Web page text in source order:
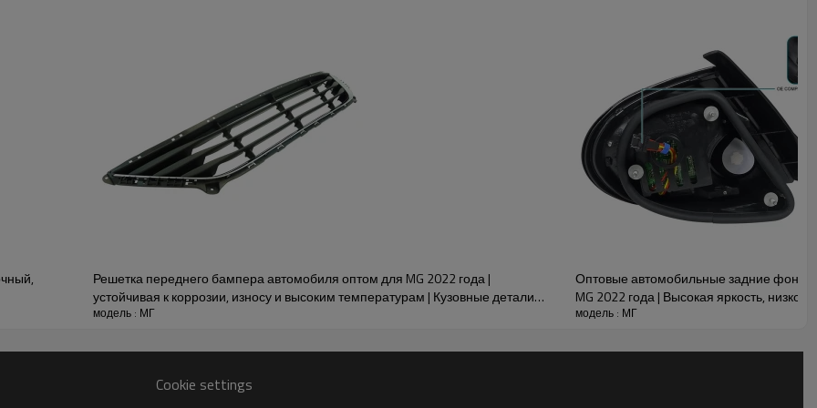
неотделим от нашего строгого контроля заводского качества.
аварийной защиты на 2022 год Bestune
представляют собой
защищая
Решетка переднего бампера автомобиля оптом для MG 2022 года |
устойчивая к коррозии, износу и высоким температурам | Кузовные детали
для MG
модель : МГ
Оптовые автомобильные задние
MG 2022 года | Высокая яркость,
для MG
модель : МГ
Cookie settings